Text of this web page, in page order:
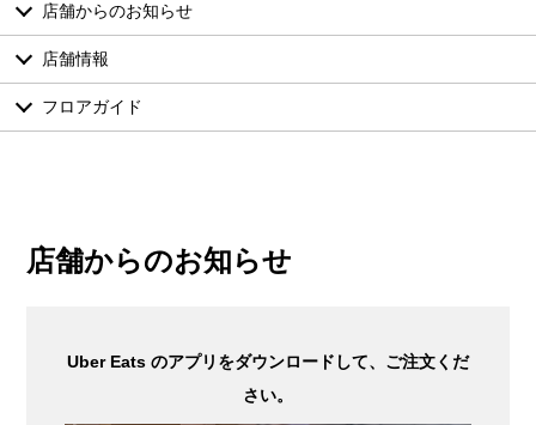
店舗からのお知らせ
店舗情報
フロアガイド
店舗からのお知らせ
Uber Eats のアプリをダウンロードして、ご注文くだ
さい。